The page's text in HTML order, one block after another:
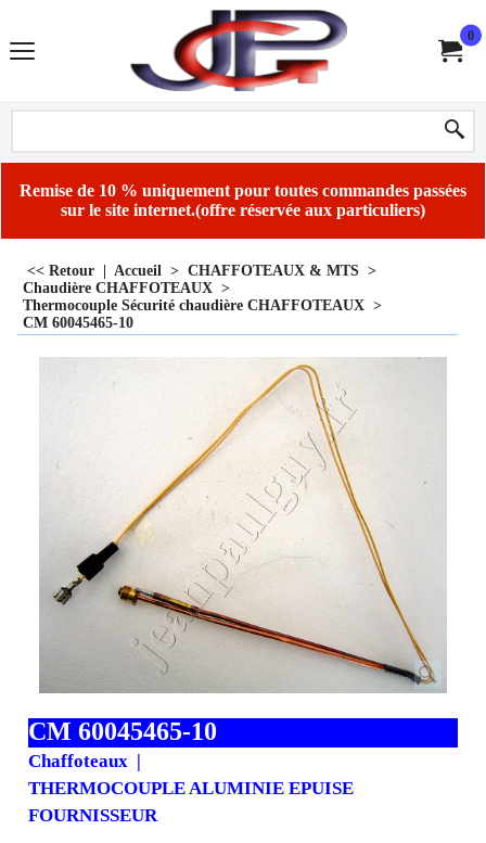
0
Remise de 10 % uniquement pour toutes commandes passées
sur le site internet.(offre réservée aux particuliers)
<< Retour Accueil > CHAFFOTEAUX & MTS >
Chaudière CHAFFOTEAUX >
Thermocouple Sécurité chaudière CHAFFOTEAUX >
CM 60045465-10
CM 60045465-10
Chaffoteaux
THERMOCOUPLE ALUMINIE EPUISE
FOURNISSEUR